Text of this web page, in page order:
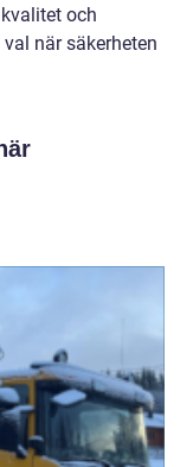
och
när säkerheten